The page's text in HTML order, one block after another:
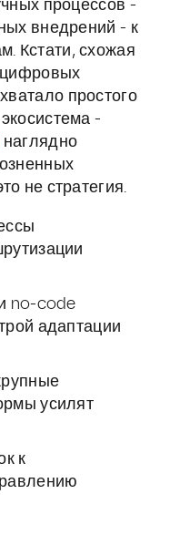
процессов -
внедрений - к
Кстати, схожая
цифровых
простого
-
наглядно
не стратегия.
no-code
адаптации
усилят
к